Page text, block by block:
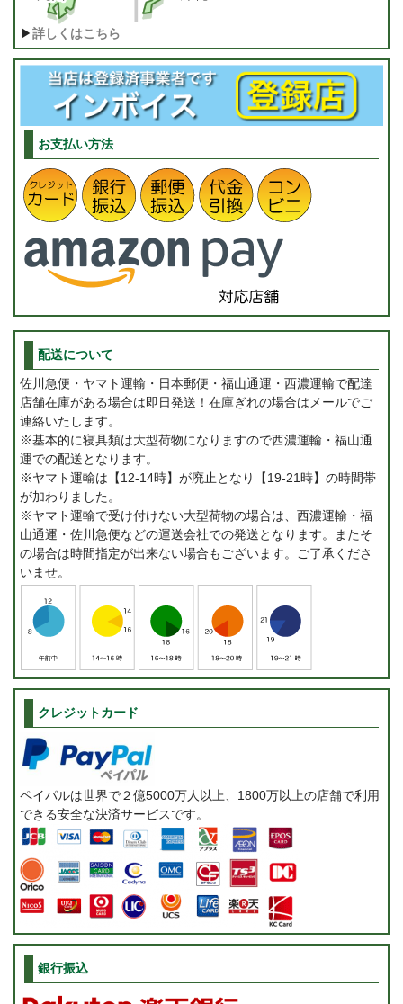
▶詳しくはこちら
お支払い方法
配送について
佐川急便・ヤマト運輸・日本郵便・福山通運・西濃運輸で配達
店舗在庫がある場合は即日発送！在庫ぎれの場合はメールでご
連絡いたします。
※基本的に寝具類は大型荷物になりますので西濃運輸・福山通
運での配送となります。
※ヤマト運輸は【12-14時】が廃止となり【19-21時】の時間帯
が加わりました。
※ヤマト運輸で受け付けない大型荷物の場合は、西濃運輸・福
山通運・佐川急便などの運送会社での発送となります。またそ
の場合は時間指定が出来ない場合もございます。ご了承くださ
いませ。
クレジットカード
ペイパルは世界で２億5000万人以上、1800万以上の店舗で利用
できる安全な決済サービスです。
銀行振込